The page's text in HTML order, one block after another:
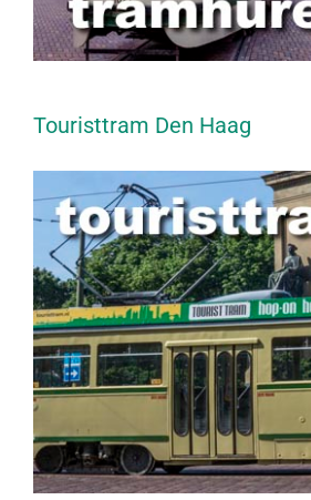
Touristtram Den Haag